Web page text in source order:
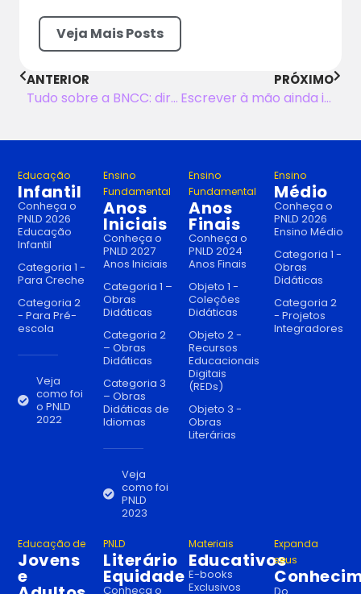
Veja Mais Posts
ANTERIOR
Tudo sobre a BNCC: diretrizes oficiais e aplicação em sala de aula
PRÓXIMO
Escrever à mão ainda importa?
Educação
Infantil
Conheça o
PNLD 2026
Educação
Infantil
Categoria 1 -
Para Creche
Categoria 2
- Para Pré-
escola
Veja
como foi
o PNLD
2022
Ensino
Fundamental
Anos
Iniciais
Conheça o
PNLD 2027
Anos Iniciais
Categoria 1 –
Obras
Didáticas
Categoria 2
– Obras
Didáticas
Categoria 3
– Obras
Didáticas de
Idiomas
Veja
como foi
PNLD
2023
Ensino
Fundamental
Anos
Finais
Conheça o
PNLD 2024
Anos Finais
Objeto 1 -
Coleções
Didáticas
Objeto 2 -
Recursos
Educacionais
Digitais
(REDs)
Objeto 3 -
Obras
Literárias
Ensino
Médio
Conheça o
PNLD 2026
Ensino Médio
Categoria 1 -
Obras
Didáticas
Categoria 2
- Projetos
Integradores
Educação de
Jovens
e
PNLD
Literário
Equidade
Conheça o
Materiais
Educativos
E-books
Exclusivos
Expanda
seus